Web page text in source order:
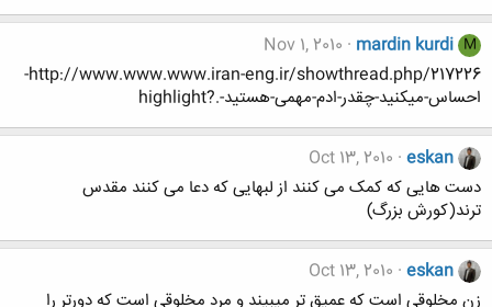
M
mardin kurdi
Nov 1, 2010
http://www.www.www.iran-eng.ir/showthread.php/217226-
احساس-میکنید-چقدر-ادم-مهمی-هستید-.?highlight
eskan
Oct 13, 2010
دست هایی که کمک می کنند از لبهایی که دعا می کنند مقدس
ترند(کورش بزرگ)
eskan
Oct 13, 2010
زن مخلوقي است كه عميق تر ميبيند و مرد مخلوقي است كه دورتر را